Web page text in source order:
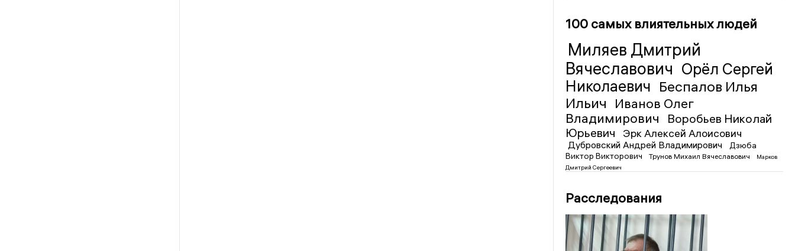
100 самых влиятельных людей
Миляев Дмитрий
Вячеславович Орёл Сергей
Николаевич Беспалов Илья
Ильич
Иванов Олег
Владимирович
Воробьев Николай
Юрьевич
Эрк Алексей Алоисович
Дубровский Андрей Владимирович
Дзюба
Виктор Викторович
Трунов Михаил Вячеславович
Марков
Дмитрий Сергеевич
Расследования